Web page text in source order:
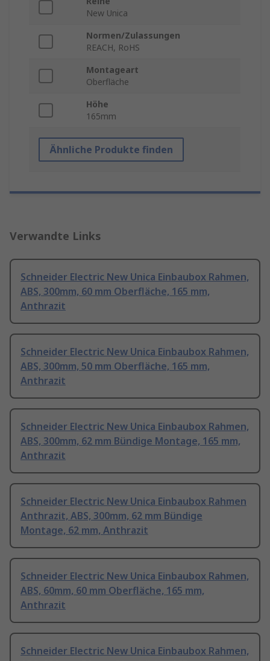
New Unica
Normen/Zulassungen
REACH, RoHS
Montageart
Oberfläche
Höhe
165mm
Ähnliche Produkte finden
Verwandte Links
Schneider Electric New Unica Einbaubox Rahmen,
ABS, 300mm, 60 mm Oberfläche, 165 mm,
Anthrazit
Schneider Electric New Unica Einbaubox Rahmen,
ABS, 300mm, 50 mm Oberfläche, 165 mm,
Anthrazit
Schneider Electric New Unica Einbaubox Rahmen,
ABS, 300mm, 62 mm Bündige Montage, 165 mm,
Anthrazit
Schneider Electric New Unica Einbaubox Rahmen
Anthrazit, ABS, 300mm, 62 mm Bündige
Montage, 62 mm, Anthrazit
Schneider Electric New Unica Einbaubox Rahmen,
ABS, 60mm, 60 mm Oberfläche, 165 mm,
Anthrazit
Schneider Electric New Unica Einbaubox Rahmen,